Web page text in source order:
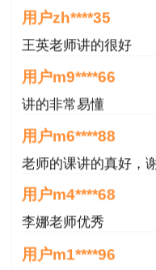
身份证件）。
三、电子证书
“专业技术人员
上线，急需用证人员
业技术人员职业资格
的电子证书。
（中国人事考试
王英老师讲的很好
用户m9****66
讲的非常易懂
用户m6****88
老师的课讲的真好，
用户m4****68
李娜老师优秀
用户m1****96
老师讲得非常好，老